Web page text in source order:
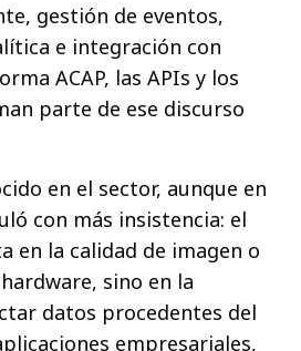
gestión de eventos,
e integración con
ACAP, las APIs y los
parte de ese discurso
en el sector, aunque en
con más insistencia: el
en la calidad de imagen o
sino en la
datos procedentes del
empresariales,